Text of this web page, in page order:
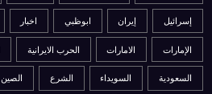
إسرائيل إيران ابوظبي اخبار
الإمارات الامارات الحرب الايرانية
السعودية السويداء الشرع الصين